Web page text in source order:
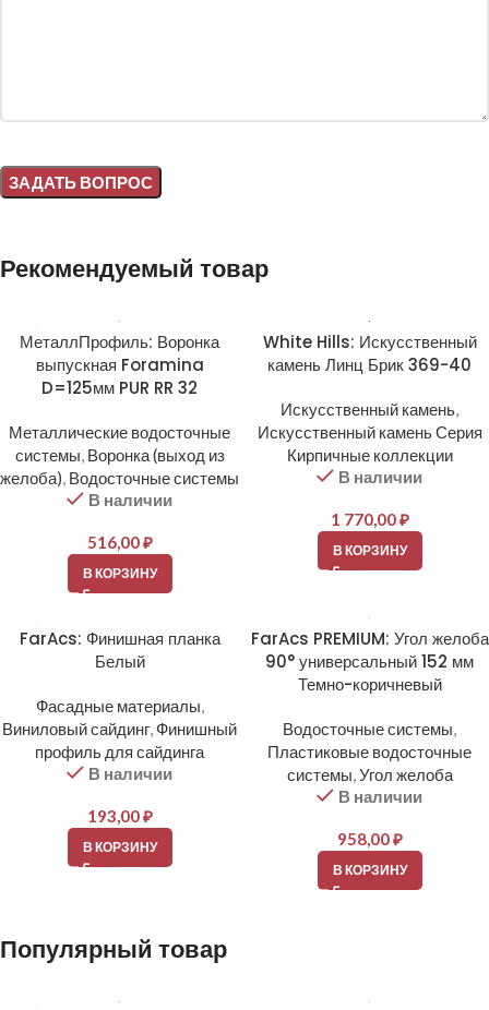
Рекомендуемый товар
МеталлПрофиль: Воронка
выпускная Foramina
D=125мм PUR RR 32
Металлические водосточные
системы, Воронка (выход из
желоба), Водосточные системы
В наличии
516,00₽
В КОРЗИНУ
White Hills: Искусственный
камень Линц Брик 369-40
Искусственный камень,
Искусственный камень Серия
Кирпичные коллекции
В наличии
1 770,00₽
В КОРЗИНУ
FarAcs: Финишная планка
Белый
Фасадные материалы,
Виниловый сайдинг, Финишный
профиль для сайдинга
В наличии
193,00₽
В КОРЗИНУ
FarAcs PREMIUM: Угол желоба
90° универсальный 152 мм
Темно-коричневый
Водосточные системы,
Пластиковые водосточные
системы,Угол желоба
В наличии
958,00₽
В КОРЗИНУ
Популярный товар